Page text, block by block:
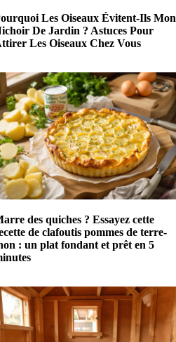
Les Oiseaux Évitent-Ils Mon
De Jardin ? Astuces Pour
Les Oiseaux Chez Vous
des quiches ? Essayez cette
de clafoutis pommes de terre-
: un plat fondant et prêt en 5